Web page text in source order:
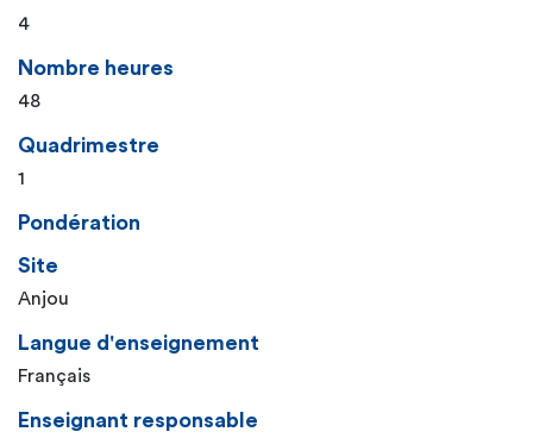
4
Nombre heures
48
Quadrimestre
1
Pondération
Site
Anjou
Langue d'enseignement
Français
Enseignant responsable